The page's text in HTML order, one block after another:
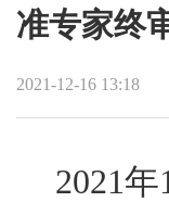
准专家终
2021-12-16 13:18
2021